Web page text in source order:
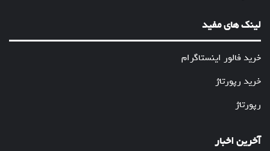
لینک های مفید
خرید فالور اینستاگرام
خرید رپورتاژ
رپورتاژ
آخرین اخبار